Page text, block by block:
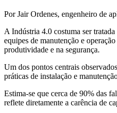
Por Jair Ordenes, engenheiro de
A Indústria 4.0 costuma ser
equipes de manutenção e
produtividade e na segurança.
Um dos pontos centrais
práticas de instalação e
Estima-se que cerca de 90% das
reflete diretamente a carência de